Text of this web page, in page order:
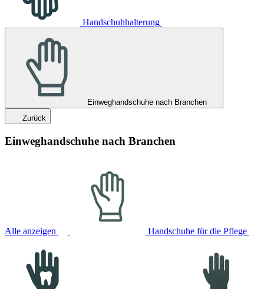
Handschuhhalterung
Einweghandschuhe nach Branchen
Zurück
Einweghandschuhe nach Branchen
Alle anzeigen Handschuhe für die Pflege